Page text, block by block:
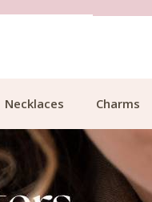
Necklaces Charms